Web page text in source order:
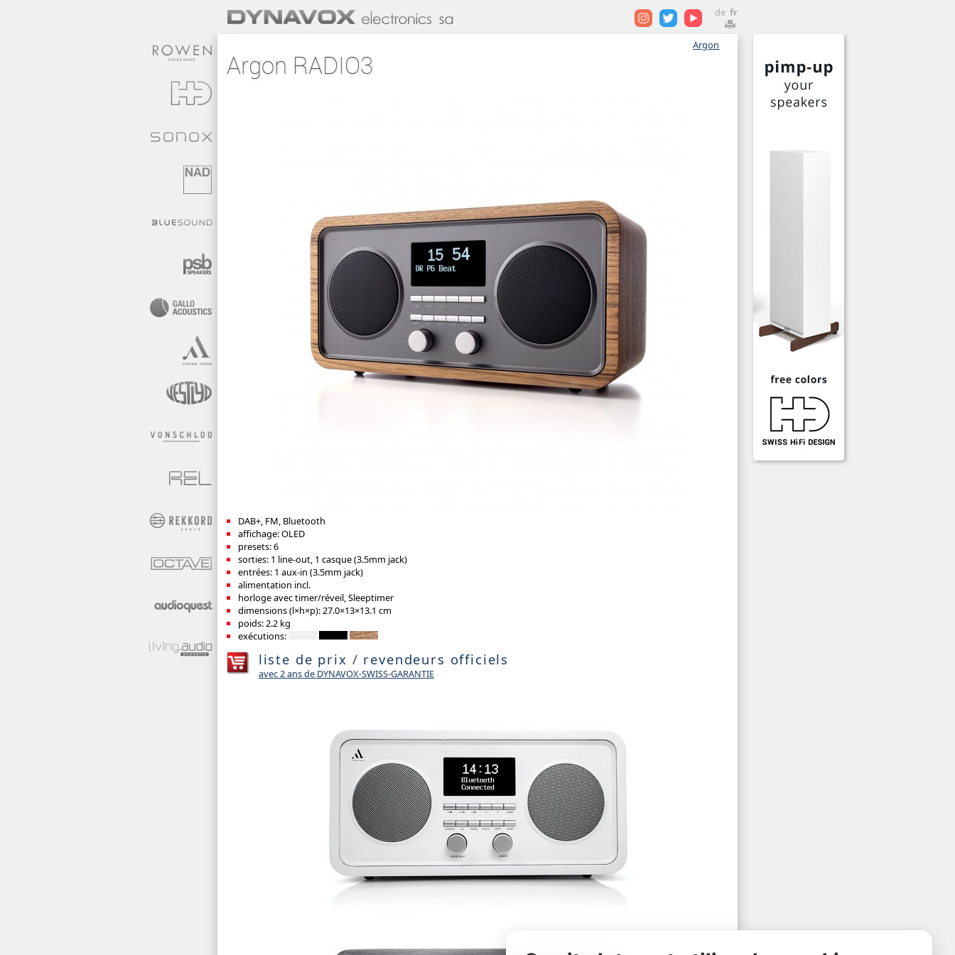
de fr
Argon
Argon RADIO3
DAB+, FM, Bluetooth
affichage: OLED
presets: 6
sorties: 1 line-out, 1 casque (3.5mm jack)
entrées: 1 aux-in (3.5mm jack)
alimentation incl.
horloge avec timer/réveil, Sleeptimer
dimensions (l×h×p): 27.0×13×13.1 cm
poids: 2.2 kg
exécutions:
liste de prix / revendeurs officiels
avec 2 ans de DYNAVOX-SWISS-GARANTIE